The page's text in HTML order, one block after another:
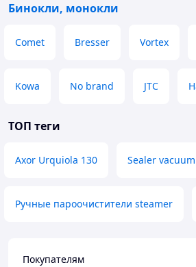
Бинокли, монокли
Comet Bresser Vortex
Kowa No brand JTC
ТОП теги
Axor Urquiola 130 Sealer
Ручные пароочистители steamer
Покупателям